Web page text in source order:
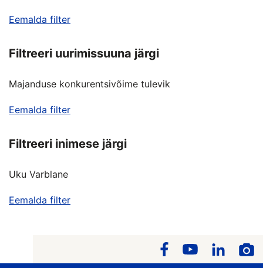
Eemalda filter
Filtreeri uurimissuuna järgi
Majanduse konkurentsivõime tulevik
Eemalda filter
Filtreeri inimese järgi
Uku Varblane
Eemalda filter